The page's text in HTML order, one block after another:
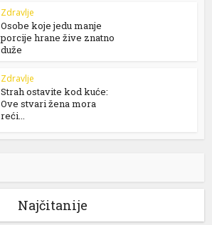
Zdravlje
Osobe koje jedu manje
porcije hrane žive znatno
duže
Zdravlje
Strah ostavite kod kuće:
Ove stvari žena mora
reći...
Najčitanije